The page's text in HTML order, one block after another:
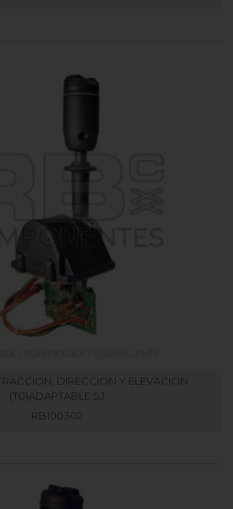
DIRECCION Y ELEVACION
(TIJ)ADAPTABLE SJ
RB100302